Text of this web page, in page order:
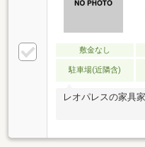
敷金なし
駐車場(近隣含)
レオパレスの家具